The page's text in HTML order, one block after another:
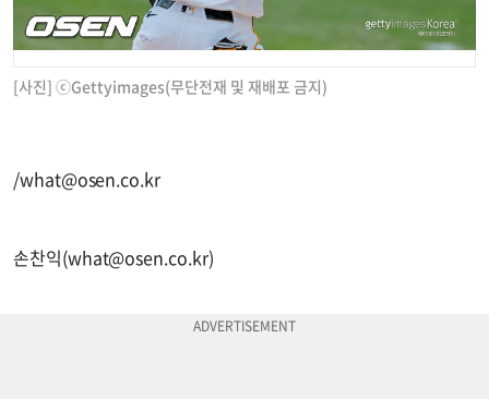
[사진] ⓒGettyimages(무단전재 및 재배포 금지)
/what@osen.co.kr
손찬익(what@osen.co.kr)